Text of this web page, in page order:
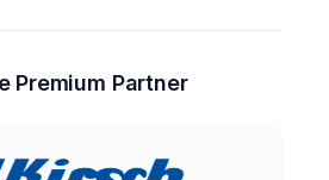
Premium Partner